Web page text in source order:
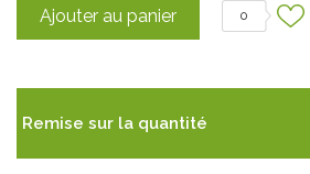
Ajouter au panier 0
Remise sur la quantité